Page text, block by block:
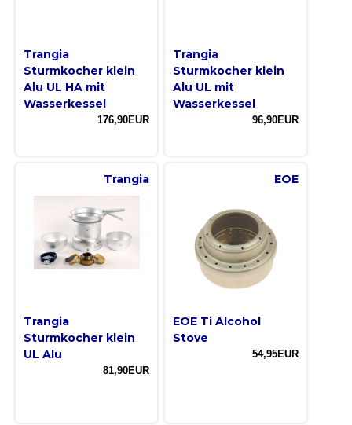
Trangia
Sturmkocher klein
Alu UL HA mit
Wasserkessel
176,90EUR
Trangia
Sturmkocher klein
Alu UL mit
Wasserkessel
96,90EUR
Trangia
Trangia
Sturmkocher klein
UL Alu
81,90EUR
EOE
EOE Ti Alcohol
Stove
54,95EUR